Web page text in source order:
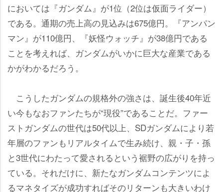
においては『ガンダム』が1位（2位は仮面ライダー）
である。通期の売上高の見込みは675億円。『アンパン
マン』が110億円、『妖怪ウォッチ』が38億円である
ことを考えれば、ガンダムがいかに巨大な産業である
かがわかるだろう。
こうしたガンダムの規格外の強さは、誕生後40年近
い今もなおファンたちが“現役”であることだ。ファー
ストガンダムの世代は50代以上、SDガンダムにより若
年層のファンもリアルタイムで生み続け、親・子・孫
と3世代にわたって愛されるという裾野の広がりを持っ
ている。それだけに、新たなガンダムコンテンツによ
るマネタイズが成功すればそのリターンも大きいわけ